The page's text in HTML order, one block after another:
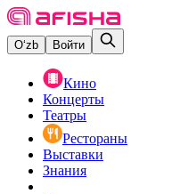
O‘zb Войти
Кино
Концерты
Театры
Рестораны
Выставки
Знания